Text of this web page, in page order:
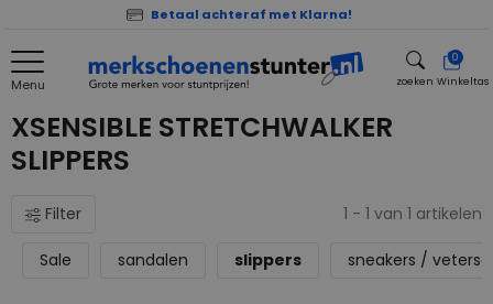
Betaal achteraf met Klarna!
Menu zoeken
0
Winkeltas
XSENSIBLE STRETCHWALKER
SLIPPERS
Filter 1 - 1 van 1 artikelen
Sale sandalen slippers sneakers /